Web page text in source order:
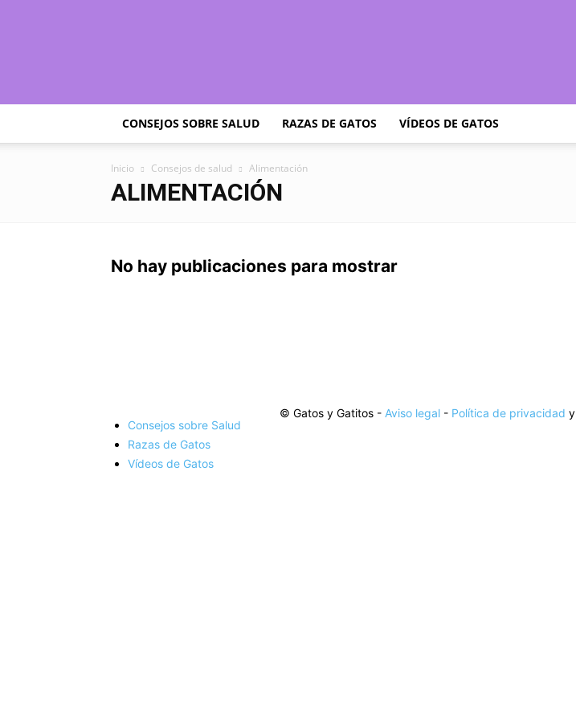
Cuidar
Fotos
CONSEJOS SOBRE SALUD RAZAS DE GATOS VÍDEOS DE GATOS
Inicio Consejos de salud Alimentación
ALIMENTACIÓN
No hay publicaciones para mostrar
Consejos sobre Salud
Razas de Gatos
Vídeos de Gatos
© Gatos y Gatitos - Aviso legal - Política de privacidad y